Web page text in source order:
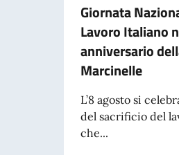
Giornata
Lavoro Italiano
anniversario
Marcinelle
L’8 agosto si
del sacrificio del
che...